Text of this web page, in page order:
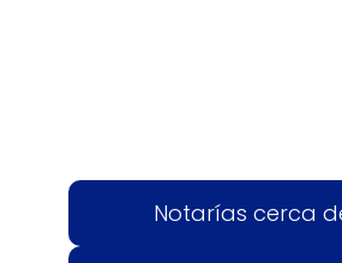
Notarías cerca